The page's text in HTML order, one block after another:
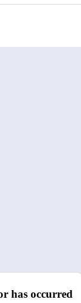
has occurred